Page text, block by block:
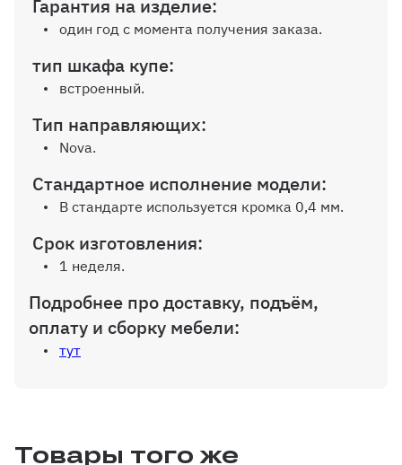
Дополнительная полка до 600 мм
Гарантия на изделие:
один год с момента получения заказа.
тип шкафа купе:
встроенный.
Тип направляющих:
Nova.
Стандартное исполнение модели:
В стандарте используется кромка 0,4 мм.
Срок изготовления:
1 неделя.
Подробнее про доставку, подъём,
оплату и сборку мебели:
тут
Товары того же